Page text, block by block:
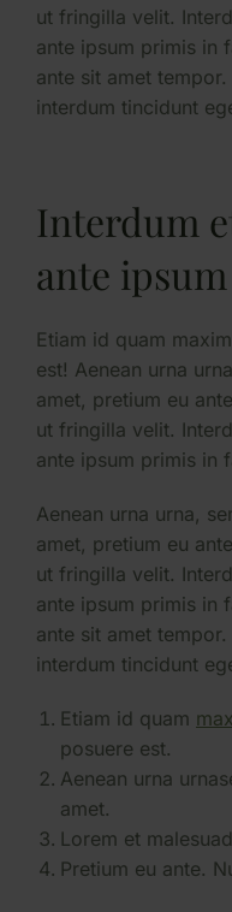
ut fringilla velit.
ante ipsum primis in
ante sit amet
interdum tincidunt
Interdum
ante ipsum
Etiam id quam
est! Aenean urna
amet, pretium eu
ut fringilla velit.
ante ipsum primis in
Aenean urna urna,
amet, pretium eu
ut fringilla velit.
ante ipsum primis in
ante sit amet
interdum tincidunt
Etiam id quam
posuere est.
Aenean urna
amet.
Lorem et
Pretium eu ante.